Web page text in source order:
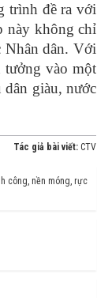
trình đề ra với
này không chỉ
Nhân dân. Với
tưởng vào một
giàu, nước
Tác giả bài viết: CTV
công, nền móng, rực